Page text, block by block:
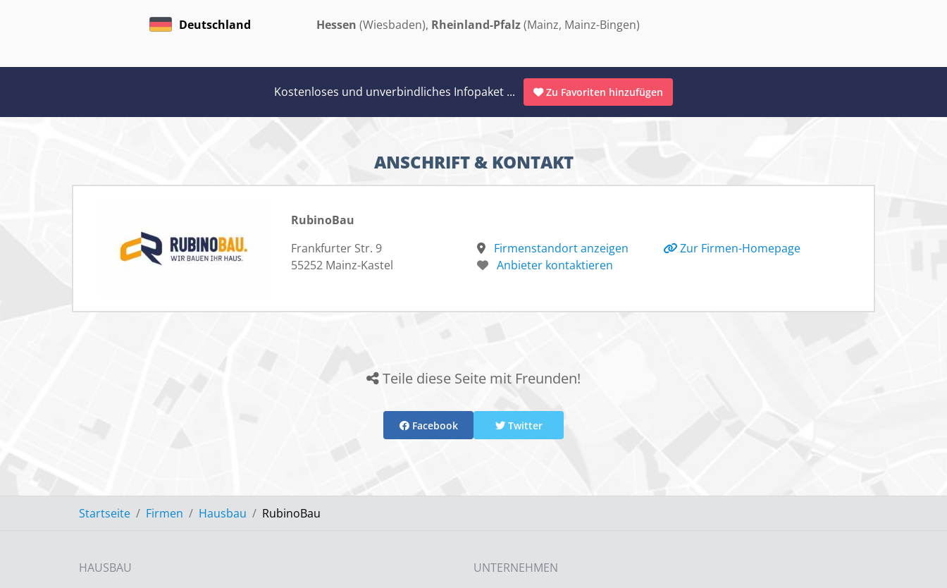
Deutschland Hessen (Wiesbaden), Rheinland-Pfalz (Mainz, Mainz-Bingen)
Kostenloses und unverbindliches Infopaket ... Zu Favoriten hinzufügen
ANSCHRIFT & KONTAKT
RubinoBau
Frankfurter Str. 9
55252 Mainz-Kastel
Firmenstandort anzeigen
Anbieter kontaktieren
Zur Firmen-Homepage
Teile diese Seite mit Freunden!
Facebook Twitter
Startseite Firmen Hausbau RubinoBau
HAUSBAU UNTERNEHMEN